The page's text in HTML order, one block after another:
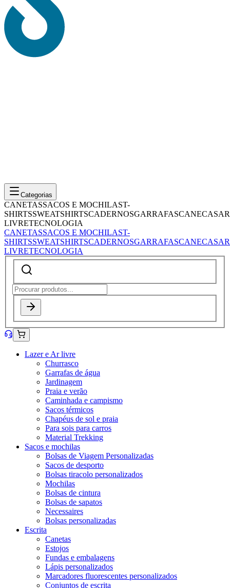
Categorias
CANETASSACOS E MOCHILAST-
SHIRTSSWEATSHIRTSCADERNOSGARRAFASCANECASAR
LIVRETECNOLOGIA
CANETASSACOS E MOCHILAST-
SHIRTSSWEATSHIRTSCADERNOSGARRAFASCANECASAR
LIVRETECNOLOGIA
Lazer e Ar livre
Churrasco
Garrafas de água
Jardinagem
Praia e verão
Caminhada e campismo
Sacos térmicos
Chapéus de sol e praia
Para sois para carros
Material Trekking
Sacos e mochilas
Bolsas de Viagem Personalizadas
Sacos de desporto
Bolsas tiracolo personalizados
Mochilas
Bolsas de cintura
Bolsas de sapatos
Necessaires
Bolsas personalizadas
Escrita
Canetas
Estojos
Fundas e embalagens
Lápis personalizados
Marcadores fluorescentes personalizados
Conjuntos de escrita